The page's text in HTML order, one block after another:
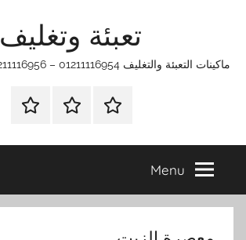
تعبئة وتغليف
ماكينات التعبئة والتغليف 01211116954 – 01211116956 – 01211116958
الرئيسيةماكينات
وتغليف
اتـصـل
في
التي
Menu